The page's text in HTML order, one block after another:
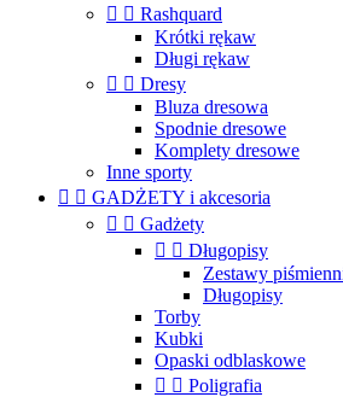
  Rashquard
Krótki rękaw
Długi rękaw
  Dresy
Bluza dresowa
Spodnie dresowe
Komplety dresowe
Inne sporty
  GADŻETY i akcesoria
  Gadżety
  Długopisy
Zestawy
Długopisy
Torby
Kubki
Opaski odblaskowe
  Poligrafia